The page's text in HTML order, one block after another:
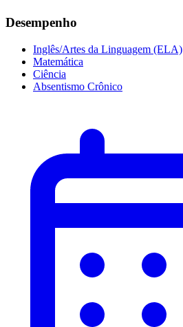
Desempenho
Inglês/Artes da Linguagem (ELA)
Matemática
Ciência
Absentismo Crônico